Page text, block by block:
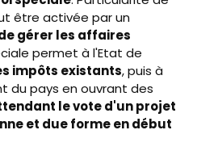
être activée par un
gérer les affaires
permet à l'Etat de
impôts existants, puis à
du pays en ouvrant des
le vote d'un projet
et due forme en début